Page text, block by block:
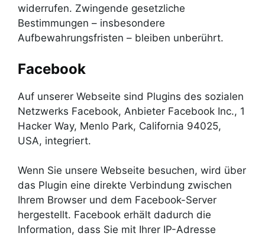
widerrufen. Zwingende gesetzliche
Bestimmungen – insbesondere
Aufbewahrungsfristen – bleiben unberührt.
Facebook
Auf unserer Webseite sind Plugins des sozialen
Netzwerks Facebook, Anbieter Facebook Inc., 1
Hacker Way, Menlo Park, California 94025,
USA, integriert.
Wenn Sie unsere Webseite besuchen, wird über
das Plugin eine direkte Verbindung zwischen
Ihrem Browser und dem Facebook-Server
hergestellt. Facebook erhält dadurch die
Information, dass Sie mit Ihrer IP-Adresse